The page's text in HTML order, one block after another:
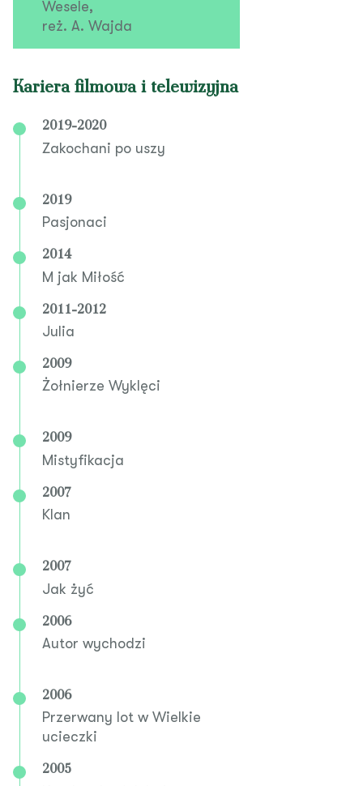
Wesele,
reż. A. Wajda
Kariera filmowa i telewizyjna
2019-2020
Zakochani po uszy
2019
Pasjonaci
2014
M jak Miłość
2011-2012
Julia
2009
Żołnierze Wyklęci
2009
Mistyfikacja
2007
Klan
2007
Jak żyć
2006
Autor wychodzi
2006
Przerwany lot w Wielkie
ucieczki
2005